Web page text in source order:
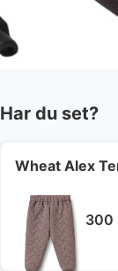
Har du set?
Wheat Alex
300